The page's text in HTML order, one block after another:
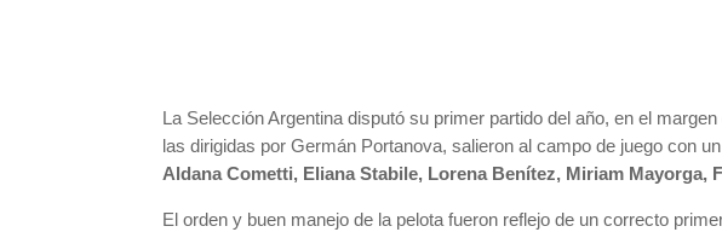
La Selección Argentina disputó su primer partido del año, en el
las dirigidas por Germán Portanova, salieron al campo de juego con
Aldana Cometti, Eliana Stabile, Lorena Benítez, Miriam
El orden y buen manejo de la pelota fueron reflejo de un correcto